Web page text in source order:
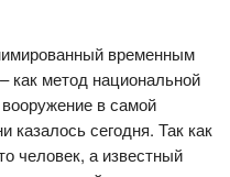
временным
как метод национальной
в самой
казалось сегодня. Так как
человек, а известный